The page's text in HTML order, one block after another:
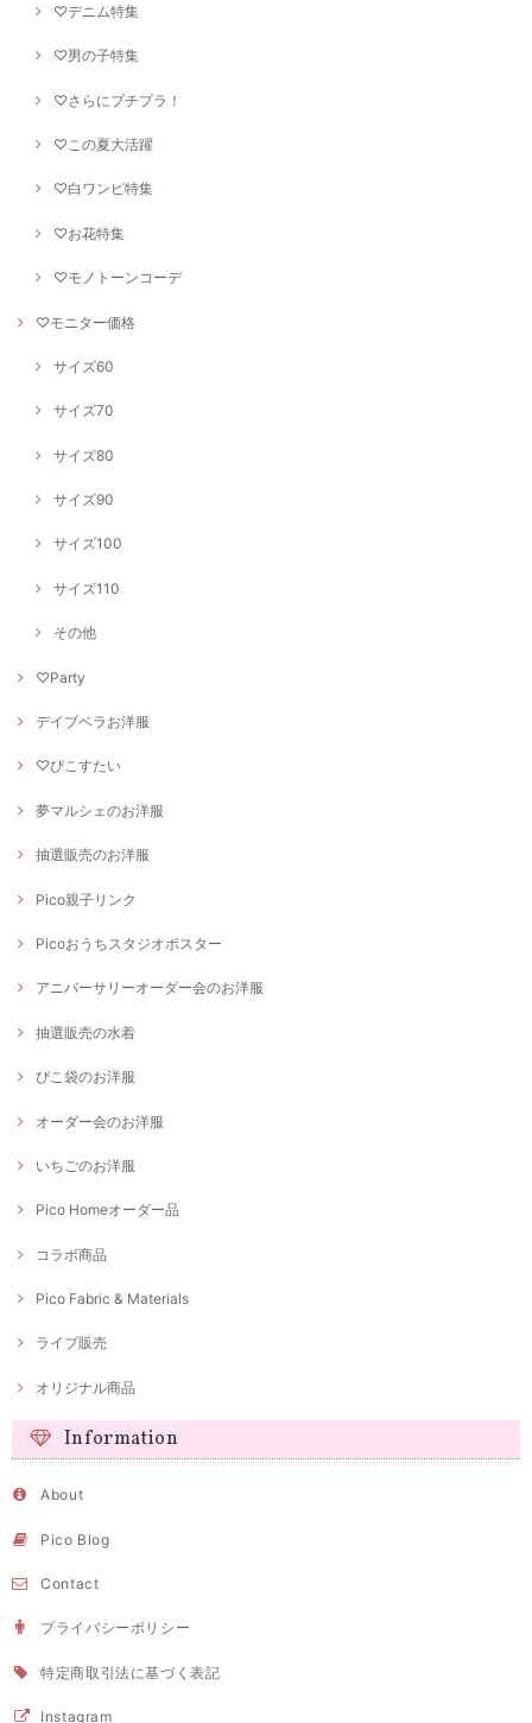
♡デニム特集
♡男の子特集
♡さらにプチプラ！
♡この夏大活躍
♡白ワンピ特集
♡お花特集
♡モノトーンコーデ
♡モニター価格
サイズ60
サイズ70
サイズ80
サイズ90
サイズ100
サイズ110
その他
♡Party
デイブベラお洋服
♡ぴこすたい
夢マルシェのお洋服
抽選販売のお洋服
Pico親子リンク
Picoおうちスタジオポスター
アニバーサリーオーダー会のお洋服
抽選販売の水着
ぴこ袋のお洋服
オーダー会のお洋服
いちごのお洋服
Pico Homeオーダー品
コラボ商品
Pico Fabric & Materials
ライブ販売
オリジナル商品
Information
About
Pico Blog
Contact
プライバシーポリシー
特定商取引法に基づく表記
Instagram